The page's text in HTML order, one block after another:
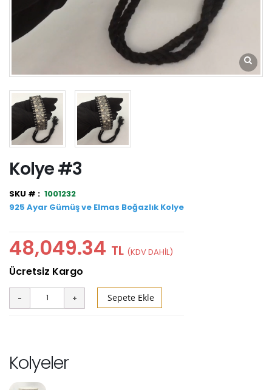
Kolye #3
1001232
925 Ayar Gümüş ve Elmas Boğazlık Kolye
48,049.34 TL
Sepete Ekle
Kolyeler